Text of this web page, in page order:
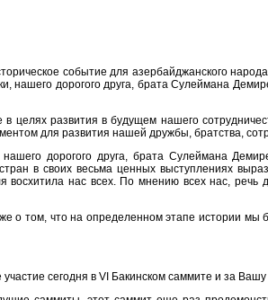
событие для азербайджанского
нашего дорогого друга, брата Сулеймана
развития в будущем нашего
для развития нашей дружбы, братства,
дорогого друга, брата Сулеймана
в своих весьма ценных выступлениях
восхитила нас всех. По мнению всех нас, речь
том, что на определенном этапе истории мы
сегодня в VI Бакинском саммите и за